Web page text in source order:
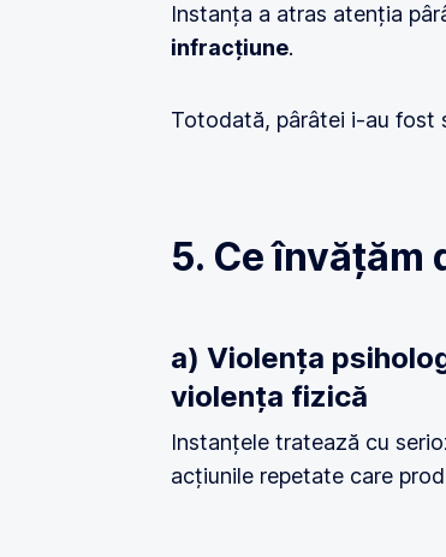
Instanța a atras atenția
infracțiune.
Totodată, pârâtei i-au fost
5. Ce învățăm
a) Violența
violența fizică
Instanțele tratează cu
acțiunile repetate care